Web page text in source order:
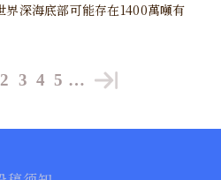
深海底部可能存在1400萬噸有
2 3 4 5 …